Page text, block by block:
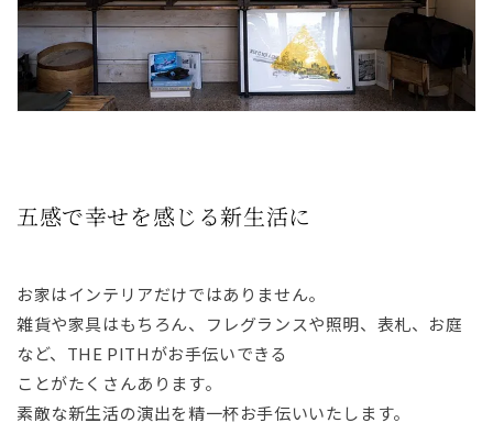
五感で幸せを感じる新生活に
お家はインテリアだけではありません。
雑貨や家具はもちろん、フレグランスや照明、表札、お庭
など、THE PITHがお手伝いできる
ことがたくさんあります。
素敵な新生活の演出を精一杯お手伝いいたします。